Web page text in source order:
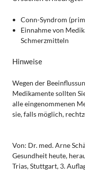
Conn-Syndrom
Einnahme von
Schmerzmitteln
Hinweise
Wegen der
Medikamente sollten
alle eingenommenen
sie, falls möglich,
Von: Dr. med. Arne
Gesundheit heute,
Trias, Stuttgart, 3.